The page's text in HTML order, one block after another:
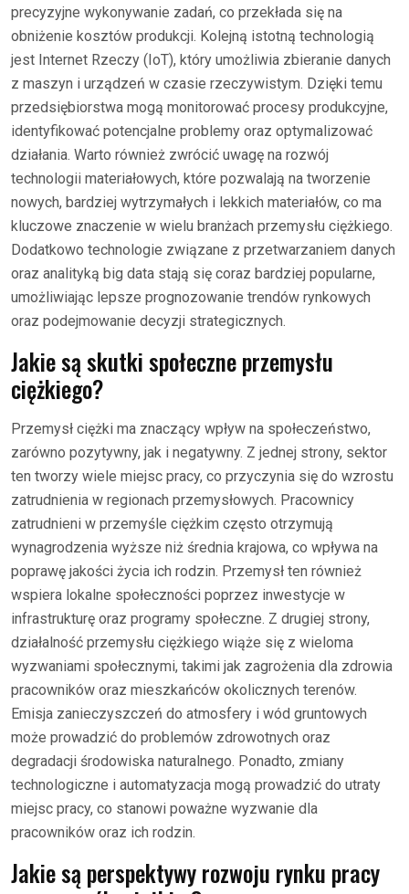
precyzyjne wykonywanie zadań, co przekłada się na
obniżenie kosztów produkcji. Kolejną istotną technologią
jest Internet Rzeczy (IoT), który umożliwia zbieranie danych
z maszyn i urządzeń w czasie rzeczywistym. Dzięki temu
przedsiębiorstwa mogą monitorować procesy produkcyjne,
identyfikować potencjalne problemy oraz optymalizować
działania. Warto również zwrócić uwagę na rozwój
technologii materiałowych, które pozwalają na tworzenie
nowych, bardziej wytrzymałych i lekkich materiałów, co ma
kluczowe znaczenie w wielu branżach przemysłu ciężkiego.
Dodatkowo technologie związane z przetwarzaniem danych
oraz analityką big data stają się coraz bardziej popularne,
umożliwiając lepsze prognozowanie trendów rynkowych
oraz podejmowanie decyzji strategicznych.
Jakie są skutki społeczne przemysłu
ciężkiego?
Przemysł ciężki ma znaczący wpływ na społeczeństwo,
zarówno pozytywny, jak i negatywny. Z jednej strony, sektor
ten tworzy wiele miejsc pracy, co przyczynia się do wzrostu
zatrudnienia w regionach przemysłowych. Pracownicy
zatrudnieni w przemyśle ciężkim często otrzymują
wynagrodzenia wyższe niż średnia krajowa, co wpływa na
poprawę jakości życia ich rodzin. Przemysł ten również
wspiera lokalne społeczności poprzez inwestycje w
infrastrukturę oraz programy społeczne. Z drugiej strony,
działalność przemysłu ciężkiego wiąże się z wieloma
wyzwaniami społecznymi, takimi jak zagrożenia dla zdrowia
pracowników oraz mieszkańców okolicznych terenów.
Emisja zanieczyszczeń do atmosfery i wód gruntowych
może prowadzić do problemów zdrowotnych oraz
degradacji środowiska naturalnego. Ponadto, zmiany
technologiczne i automatyzacja mogą prowadzić do utraty
miejsc pracy, co stanowi poważne wyzwanie dla
pracowników oraz ich rodzin.
Jakie są perspektywy rozwoju rynku pracy